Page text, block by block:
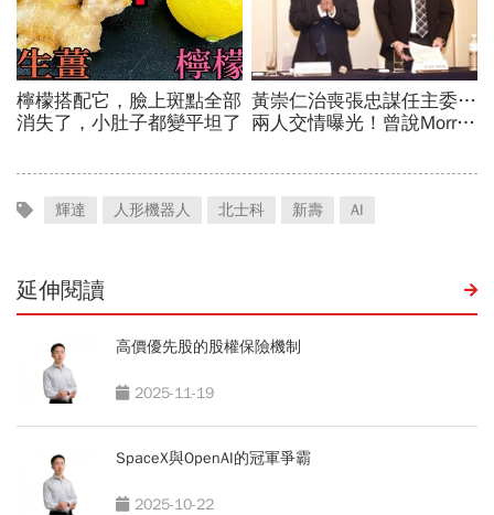
輝達 人形機器人 北士科 新壽 AI
延伸閱讀
高價優先股的股權保險機制
2025-11-19
SpaceX與OpenAI的冠軍爭霸
2025-10-22